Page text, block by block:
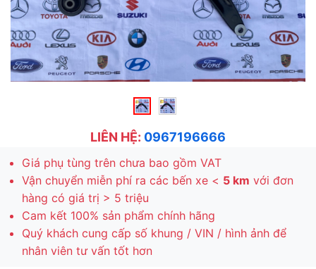
LIÊN HỆ: 0967196666
Giá phụ tùng trên chưa bao gồm VAT
Vận chuyển miễn phí ra các bến xe < 5 km với đơn
hàng có giá trị > 5 triệu
Cam kết 100% sản phẩm chính hãng
Quý khách cung cấp số khung / VIN / hình ảnh để
nhân viên tư vấn tốt hơn